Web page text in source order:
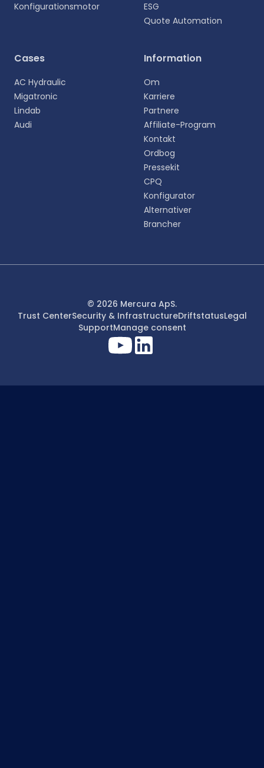
Konfigurationsmotor
ESG
Quote Automation
Cases
AC Hydraulic
Migatronic
Lindab
Audi
Information
Om
Karriere
Partnere
Affiliate-Program
Kontakt
Ordbog
Pressekit
CPQ
Konfigurator
Alternativer
Brancher
© 2026 Mercura ApS.
Trust CenterSecurity & InfrastructureDriftstatusLegal
SupportManage consent